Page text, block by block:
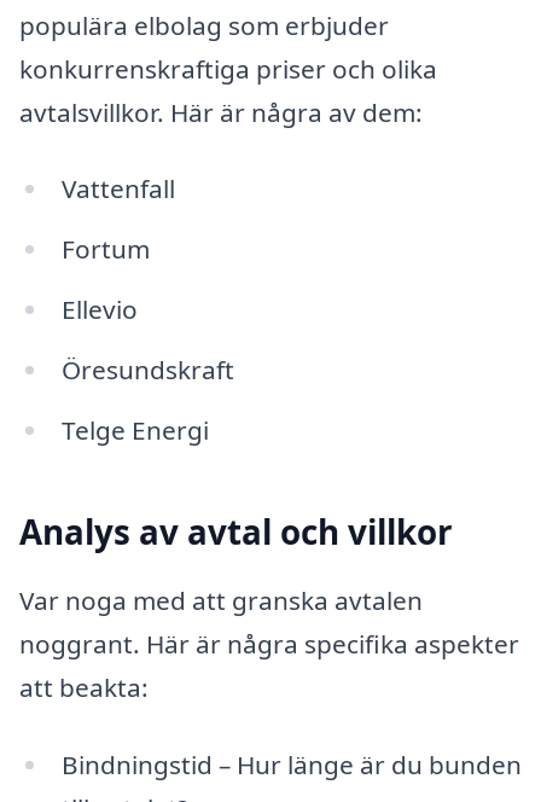
populära elbolag som erbjuder
konkurrenskraftiga priser och olika
avtalsvillkor. Här är några av dem:
Vattenfall
Fortum
Ellevio
Öresundskraft
Telge Energi
Analys av avtal och villkor
Var noga med att granska avtalen
noggrant. Här är några specifika aspekter
att beakta:
Bindningstid – Hur länge är du bunden